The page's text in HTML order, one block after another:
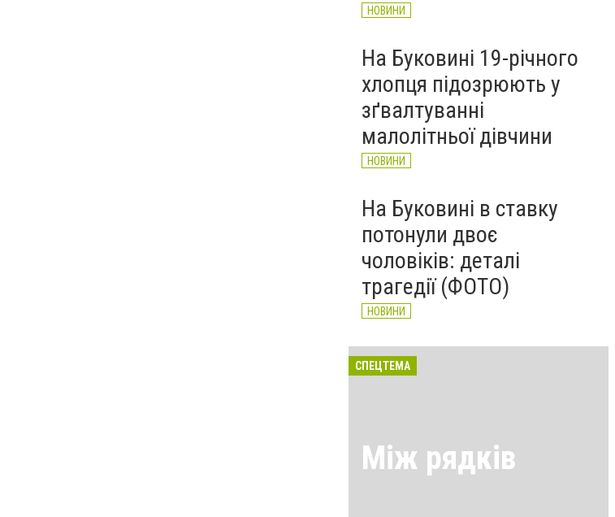
НОВИНИ
На Буковині 19-річного
хлопця підозрюють у
зґвалтуванні
малолітньої дівчини
НОВИНИ
На Буковині в ставку
потонули двоє
чоловіків: деталі
трагедії (ФОТО)
НОВИНИ
СПЕЦТЕМА
Між рядків